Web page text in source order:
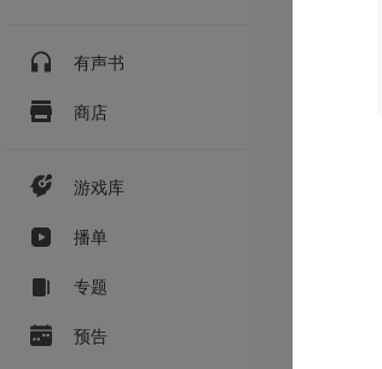
有声书
商店
游戏库
播单
专题
预告